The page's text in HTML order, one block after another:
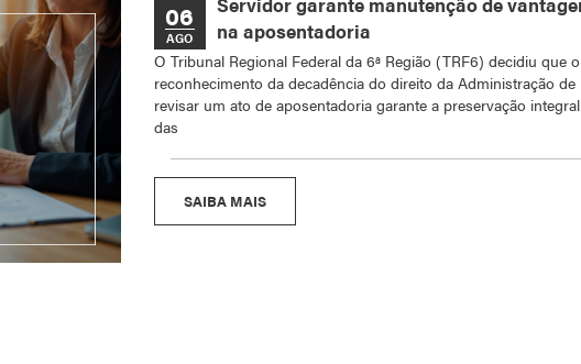
06
AGO
na aposentadoria
O Tribunal Regional Federal da 6ª Região (TRF6) decidiu que o
reconhecimento da decadência do direito da Administração de
revisar um ato de aposentadoria garante a preservação integral
das
SAIBA MAIS